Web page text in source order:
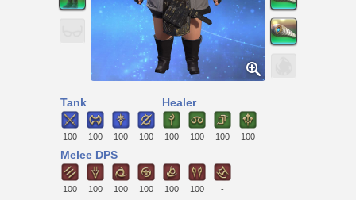
Tank
100 100 100 100
Healer
100 100 100 100
Melee DPS
100 100 100 100 100 100 -